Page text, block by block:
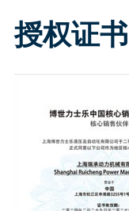
授权证书